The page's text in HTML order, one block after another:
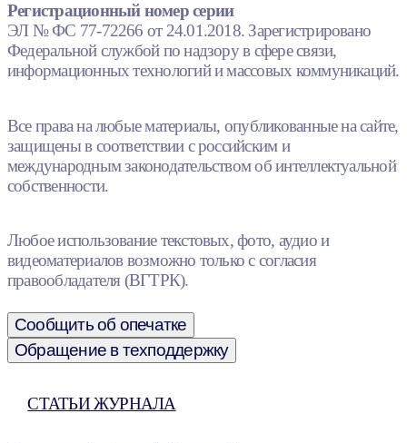
Регистрационный номер серии
ЭЛ № ФС 77-72266 от 24.01.2018. Зарегистрировано
Федеральной службой по надзору в сфере связи,
информационных технологий и массовых коммуникаций.
Все права на любые материалы, опубликованные на сайте,
защищены в соответствии с российским и
международным законодательством об интеллектуальной
собственности.
Любое использование текстовых, фото, аудио и
видеоматериалов возможно только с согласия
правообладателя (ВГТРК).
Сообщить об опечатке
Обращение в техподдержку
СТАТЬИ ЖУРНАЛА